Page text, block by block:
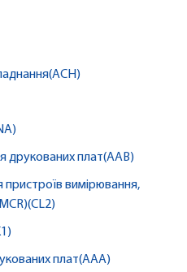
друкованих плат(AAB)
пристроїв вимірювання,
плат(AAA)